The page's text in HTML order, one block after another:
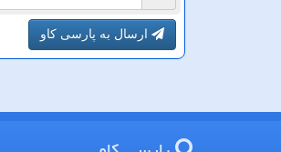
ارسال به پارسی کاو